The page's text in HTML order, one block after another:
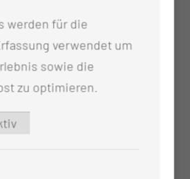
Cottbus
ct.de
werden für die
verwendet um
sowie die
zu optimieren.